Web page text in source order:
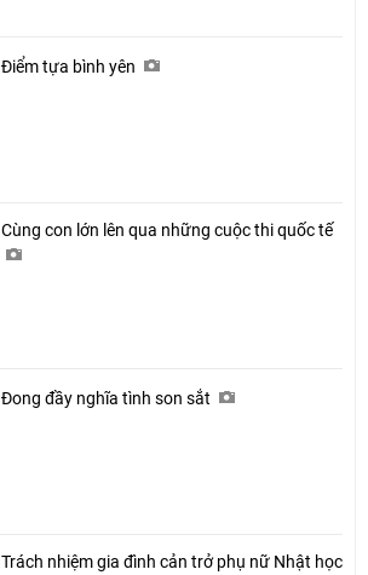
Điểm tựa bình yên
Cùng con lớn lên qua những cuộc thi quốc tế
Đong đầy nghĩa tình son sắt
Trách nhiệm gia đình cản trở phụ nữ Nhật học